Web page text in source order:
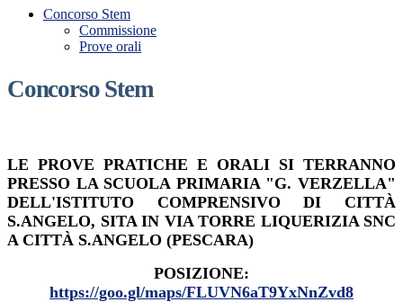
Concorso Stem
Commissione
Prove orali
Concorso Stem
LE PROVE PRATICHE E ORALI SI TERRANNO
PRESSO LA SCUOLA PRIMARIA "G. VERZELLA"
DELL'ISTITUTO COMPRENSIVO DI CITTÀ
S.ANGELO, SITA IN VIA TORRE LIQUERIZIA SNC
A CITTÀ S.ANGELO (PESCARA)
POSIZIONE:
https://goo.gl/maps/FLUVN6aT9YxNnZvd8